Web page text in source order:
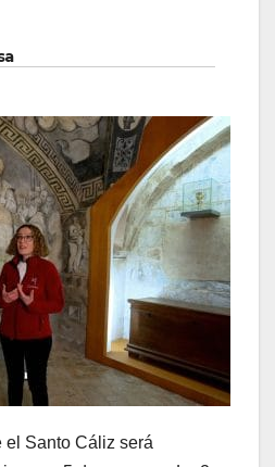
el Santo Cáliz será